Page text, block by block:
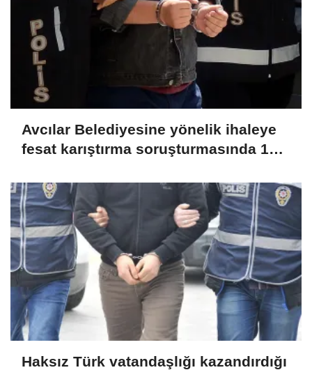
Avcılar Belediyesine yönelik ihaleye
fesat karıştırma soruşturmasında 12
(GÜNCELLEME)
Haksız Türk vatandaşlığı kazandırdığı